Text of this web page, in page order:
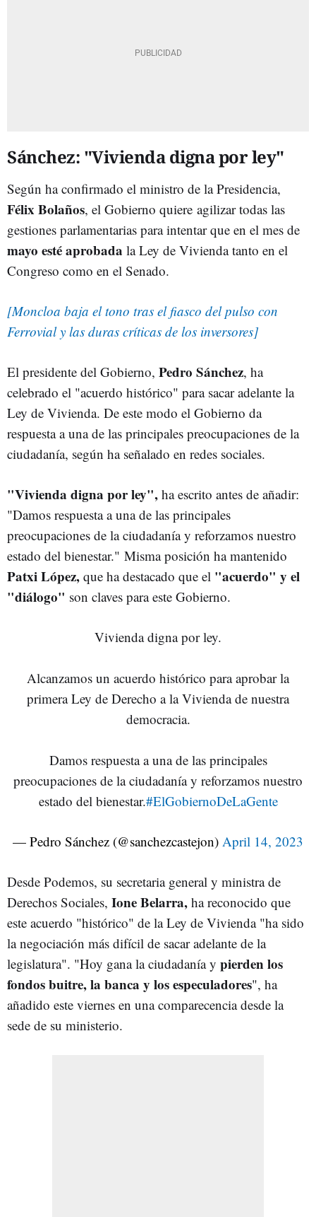
Sánchez: "Vivienda digna por ley"
Según ha confirmado el ministro de la Presidencia,
Félix Bolaños, el Gobierno quiere agilizar todas las
gestiones parlamentarias para intentar que en el mes de
mayo esté aprobada la Ley de Vivienda tanto en el
Congreso como en el Senado.
[Moncloa baja el tono tras el fiasco del pulso con
Ferrovial y las duras críticas de los inversores]
El presidente del Gobierno, Pedro Sánchez, ha
celebrado el "acuerdo histórico" para sacar adelante la
Ley de Vivienda. De este modo el Gobierno da
respuesta a una de las principales preocupaciones de la
ciudadanía, según ha señalado en redes sociales.
"Vivienda digna por ley", ha escrito antes de añadir:
"Damos respuesta a una de las principales
preocupaciones de la ciudadanía y reforzamos nuestro
estado del bienestar." Misma posición ha mantenido
Patxi López, que ha destacado que el "acuerdo" y el
"diálogo" son claves para este Gobierno.
Vivienda digna por ley.
Alcanzamos un acuerdo histórico para aprobar la
primera Ley de Derecho a la Vivienda de nuestra
democracia.
Damos respuesta a una de las principales
preocupaciones de la ciudadanía y reforzamos nuestro
estado del bienestar.#ElGobiernoDeLaGente
— Pedro Sánchez (@sanchezcastejon) April 14, 2023
Desde Podemos, su secretaria general y ministra de
Derechos Sociales, Ione Belarra, ha reconocido que
este acuerdo "histórico" de la Ley de Vivienda "ha sido
la negociación más difícil de sacar adelante de la
legislatura". "Hoy gana la ciudadanía y pierden los
fondos buitre, la banca y los especuladores", ha
añadido este viernes en una comparecencia desde la
sede de su ministerio.